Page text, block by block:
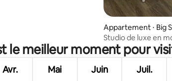
Appartement ⋅ Big
Studio de luxe en
le meilleur moment pour
Avr. Mai Juin Juil.